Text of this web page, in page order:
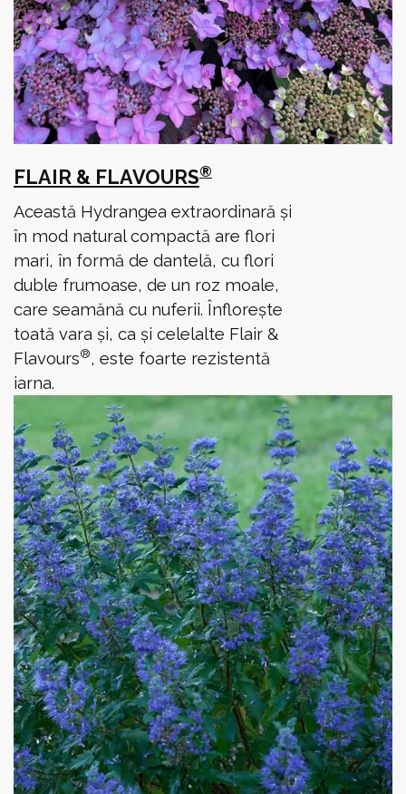
FLAIR & FLAVOURS®
Această Hydrangea extraordinară și
în mod natural compactă are flori
mari, în formă de dantelă, cu flori
duble frumoase, de un roz moale,
care seamănă cu nuferii. Înflorește
toată vara și, ca și celelalte Flair &
Flavours®, este foarte rezistentă
iarna.